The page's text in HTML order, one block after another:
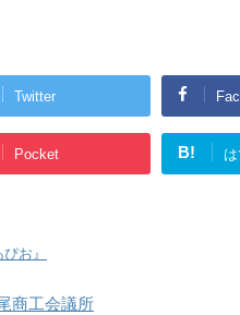
Twitter
Pocket B!
お』
尾商工会議所